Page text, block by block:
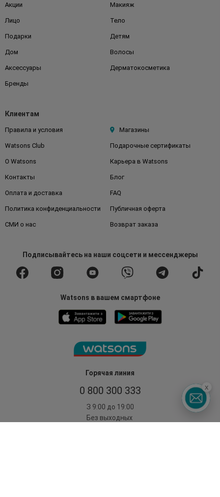
Горячая линия
0 800 300 333
З 9:00 до 19:00
Без выходных
Акции Макияж
Лицо Тело
Подарки Детям
Дом Волосы
Аксессуары Дерматокосметика
Бренды
Клиентам
Правила и условия Магазины
Watsons Club Подарочные сертификаты
О Watsons Карьера в Watsons
Контакты Блог
Оплата и доставка FAQ
Политика конфиденциальности Публичная оферта
СМИ о нас Возврат заказа
Подписывайтесьна наши соцсети и мессенджеры
Watsons в вашем смартфоне
x